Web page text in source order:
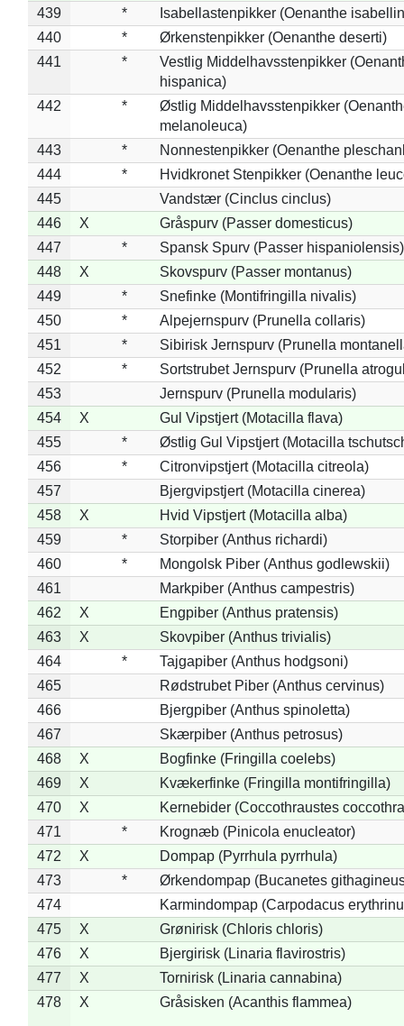
439
*
Isabellastenpikker (Oenanthe
440
*
Ørkenstenpikker (Oenanthe deserti)
441
*
Vestlig Middelhavsstenpikker
hispanica)
442
*
Østlig Middelhavsstenpikker
melanoleuca)
443
*
Nonnestenpikker (Oenanthe
444
*
Hvidkronet Stenpikker (Oenanthe
445
Vandstær (Cinclus cinclus)
446
X
Gråspurv (Passer domesticus)
447
*
Spansk Spurv (Passer hispaniolensis)
448
X
Skovspurv (Passer montanus)
449
*
Snefinke (Montifringilla nivalis)
450
*
Alpejernspurv (Prunella collaris)
451
*
Sibirisk Jernspurv (Prunella
452
*
Sortstrubet Jernspurv (Prunella
453
Jernspurv (Prunella modularis)
454
X
Gul Vipstjert (Motacilla flava)
455
*
Østlig Gul Vipstjert (Motacilla
456
*
Citronvipstjert (Motacilla citreola)
457
Bjergvipstjert (Motacilla cinerea)
458
X
Hvid Vipstjert (Motacilla alba)
459
*
Storpiber (Anthus richardi)
460
*
Mongolsk Piber (Anthus godlewskii)
461
Markpiber (Anthus campestris)
462
X
Engpiber (Anthus pratensis)
463
X
Skovpiber (Anthus trivialis)
464
*
Tajgapiber (Anthus hodgsoni)
465
Rødstrubet Piber (Anthus cervinus)
466
Bjergpiber (Anthus spinoletta)
467
Skærpiber (Anthus petrosus)
468
X
Bogfinke (Fringilla coelebs)
469
X
Kvækerfinke (Fringilla montifringilla)
470
X
Kernebider (Coccothraustes
471
*
Krognæb (Pinicola enucleator)
472
X
Dompap (Pyrrhula pyrrhula)
473
*
Ørkendompap (Bucanetes
474
Karmindompap (Carpodacus
475
X
Grønirisk (Chloris chloris)
476
X
Bjergirisk (Linaria flavirostris)
477
X
Tornirisk (Linaria cannabina)
478
X Gråsisken (Acanthis flammea)